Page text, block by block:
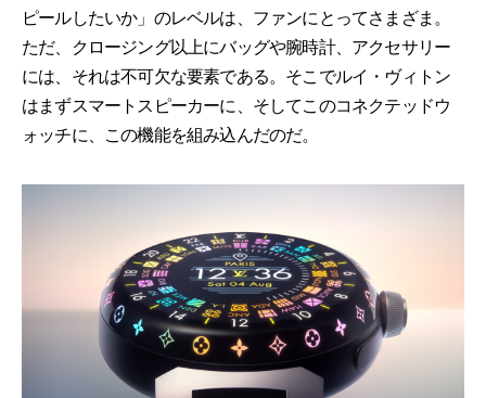
ピールしたいか」のレベルは、ファンにとってさまざま。
ただ、クロージング以上にバッグや腕時計、アクセサリー
には、それは不可欠な要素である。そこでルイ・ヴィトン
はまずスマートスピーカーに、そしてこのコネクテッドウ
ォッチに、この機能を組み込んだのだ。